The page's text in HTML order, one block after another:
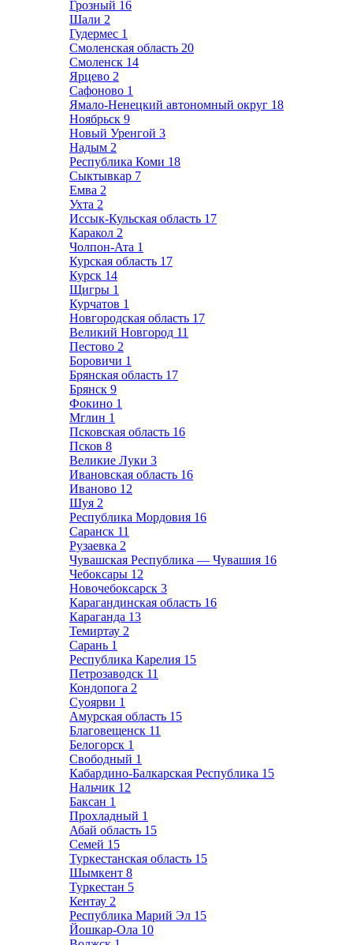
Грозный 16
Шали 2
Гудермес 1
Смоленская область 20
Смоленск 14
Ярцево 2
Сафоново 1
Ямало-Ненецкий автономный округ 18
Ноябрьск 9
Новый Уренгой 3
Надым 2
Республика Коми 18
Сыктывкар 7
Емва 2
Ухта 2
Иссык-Кульская область 17
Каракол 2
Чолпон-Ата 1
Курская область 17
Курск 14
Щигры 1
Курчатов 1
Новгородская область 17
Великий Новгород 11
Пестово 2
Боровичи 1
Брянская область 17
Брянск 9
Фокино 1
Мглин 1
Псковская область 16
Псков 8
Великие Луки 3
Ивановская область 16
Иваново 12
Шуя 2
Республика Мордовия 16
Саранск 11
Рузаевка 2
Чувашская Республика — Чувашия 16
Чебоксары 12
Новочебоксарск 3
Карагандинская область 16
Караганда 13
Темиртау 2
Сарань 1
Республика Карелия 15
Петрозаводск 11
Кондопога 2
Суоярви 1
Амурская область 15
Благовещенск 11
Белогорск 1
Свободный 1
Кабардино-Балкарская Республика 15
Нальчик 12
Баксан 1
Прохладный 1
Абай область 15
Семей 15
Туркестанская область 15
Шымкент 8
Туркестан 5
Кентау 2
Республика Марий Эл 15
Йошкар-Ола 10